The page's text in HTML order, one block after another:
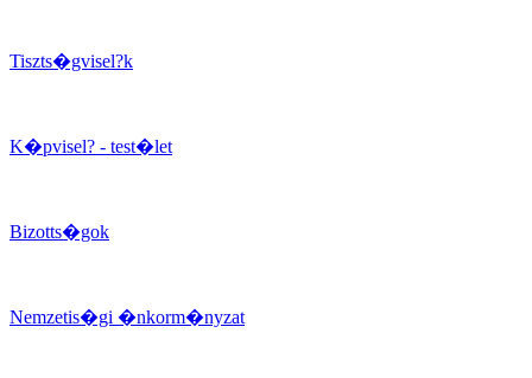
Tiszts�gvisel?k
K�pvisel? - test�let
Bizotts�gok
Nemzetis�gi �nkorm�nyzat